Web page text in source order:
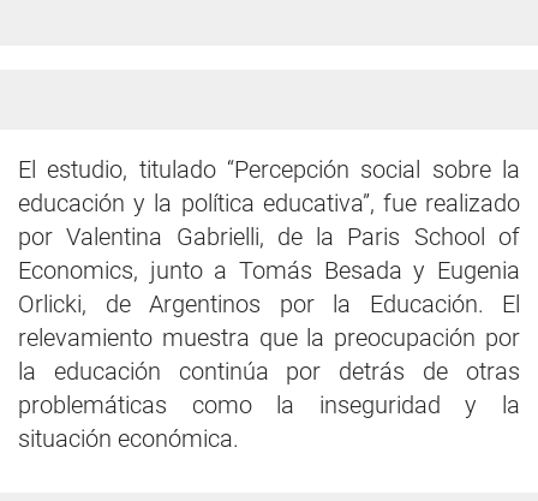
El estudio, titulado “Percepción social sobre la
educación y la política educativa”, fue realizado
por Valentina Gabrielli, de la Paris School of
Economics, junto a Tomás Besada y Eugenia
Orlicki, de Argentinos por la Educación. El
relevamiento muestra que la preocupación por
la educación continúa por detrás de otras
problemáticas como la inseguridad y la
situación económica.